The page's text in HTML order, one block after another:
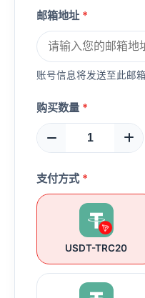
邮箱地址 *
账号信息将发送至此邮
购买数量 *
支付方式 *
USDT-TRC20